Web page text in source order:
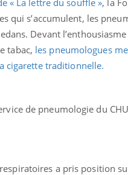
qui s’accumulent, les
Devant
tabac, les pneumologues
cigarette traditionnelle.
de pneumologie du
a pris position